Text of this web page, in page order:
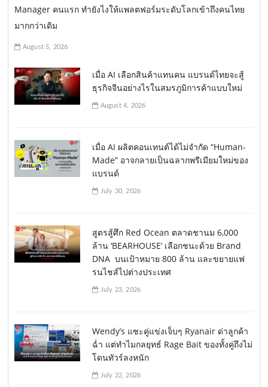
Manager คนแรก ทำยังไงให้แพลตฟอร์มระดับโลกเข้าถึงคนไทย
มากกว่าเดิม
August 5, 2026
เมื่อ AI เลือกสินค้าแทนคน แบรนด์ไทยจะสู้
ธุรกิจจีนอย่างไรในสมรภูมิการค้าแบบใหม่
August 4, 2026
เมื่อ AI ผลิตคอนเทนต์ได้ไม่จำกัด “Human-
Made” อาจกลายเป็นฉลากพรีเมียมใหม่ของ
แบรนด์
July 30, 2026
สูตรสู้ศึก Red Ocean ตลาดชานม 6,000
ล้าน ‘BEARHOUSE’ เลือกชนะด้วย Brand
DNA บนเป้าหมาย 800 ล้าน และขยายแฟ
รนไชส์ไปต่างประเทศ
July 23, 2026
Wendy’s แซะคู่แข่งเจ็บๆ Ryanair ด่าลูกค้า
ฉ่ำ แต่ทำไมกลยุทธ์ Rage Bait ของทั้งคู่ถึงไม่
โดนทัวร์ลงหนัก
July 22, 2026